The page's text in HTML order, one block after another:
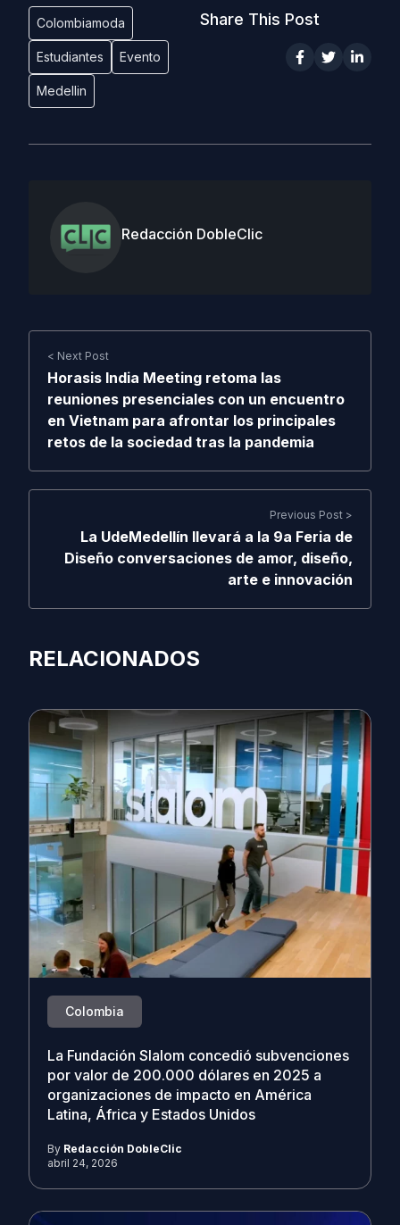
Colombiamoda
Estudiantes Evento
Medellin
Share This Post
Redacción DobleClic
< Next Post
Horasis India Meeting retoma las
reuniones presenciales con un encuentro
en Vietnam para afrontar los principales
retos de la sociedad tras la pandemia
Previous Post >
La UdeMedellín llevará a la 9a Feria de
Diseño conversaciones de amor, diseño,
arte e innovación
RELACIONADOS
Colombia
La Fundación Slalom concedió subvenciones
por valor de 200.000 dólares en 2025 a
organizaciones de impacto en América
Latina, África y Estados Unidos
By Redacción DobleClic
abril 24, 2026